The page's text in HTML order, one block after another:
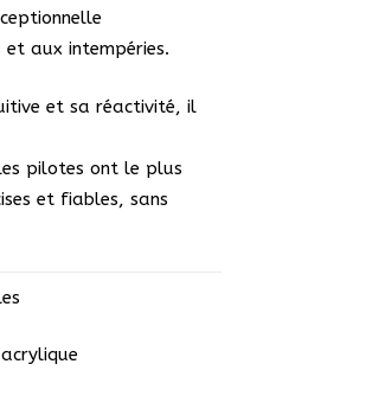
aux intempéries.
et sa réactivité, il
pilotes ont le plus
et fiables, sans